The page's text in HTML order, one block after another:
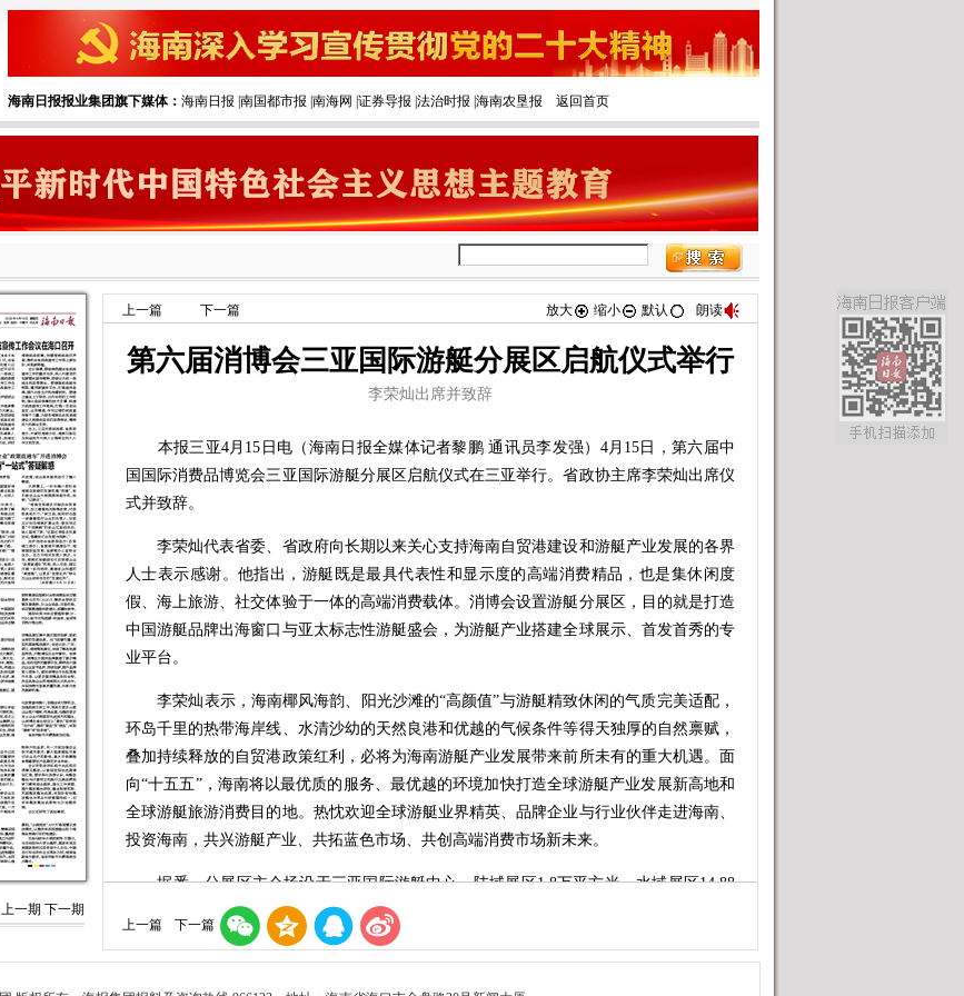
海南日报报业集团旗下媒体： 海南日报 南国都市报 南海网 证券导报 法治时报 海南农垦报 返回首页
上一期 下一期
上一篇 下一篇 放大 缩小 默认 朗读
第六届消博会三亚国际游艇分展区启航仪式举行
李荣灿出席并致辞
本报三亚4月15日电（海南日报全媒体记者黎鹏 通讯员李发强）4月15日，第六届中
国国际消费品博览会三亚国际游艇分展区启航仪式在三亚举行。省政协主席李荣灿出席仪
式并致辞。
李荣灿代表省委、省政府向长期以来关心支持海南自贸港建设和游艇产业发展的各界
人士表示感谢。他指出，游艇既是最具代表性和显示度的高端消费精品，也是集休闲度
假、海上旅游、社交体验于一体的高端消费载体。消博会设置游艇分展区，目的就是打造
中国游艇品牌出海窗口与亚太标志性游艇盛会，为游艇产业搭建全球展示、首发首秀的专
业平台。
李荣灿表示，海南椰风海韵、阳光沙滩的“高颜值”与游艇精致休闲的气质完美适配，
环岛千里的热带海岸线、水清沙幼的天然良港和优越的气候条件等得天独厚的自然禀赋，
叠加持续释放的自贸港政策红利，必将为海南游艇产业发展带来前所未有的重大机遇。面
向“十五五”，海南将以最优质的服务、最优越的环境加快打造全球游艇产业发展新高地和
全球游艇旅游消费目的地。热忱欢迎全球游艇业界精英、品牌企业与行业伙伴走进海南、
投资海南，共兴游艇产业、共拓蓝色市场、共创高端消费市场新未来。
据悉，分展区主会场设于三亚国际游艇中心，陆域展区1.8万平方米，水域展区14.88
万平方米，吸引了法国、意大利、英国、德国、美国等全球主要游艇生产国的头部品牌，
以及90余家游艇及配套企业参展，24款产品首发首秀，超200艘船艇集中亮相，展会规模
与国际化水平均创历史新高。
上一篇 下一篇